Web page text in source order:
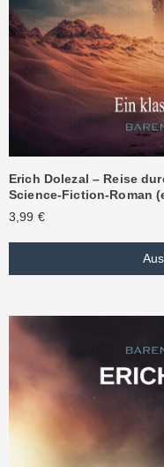
Erich Dolezal – Reise
Science-Fiction-Roman
3,99 €